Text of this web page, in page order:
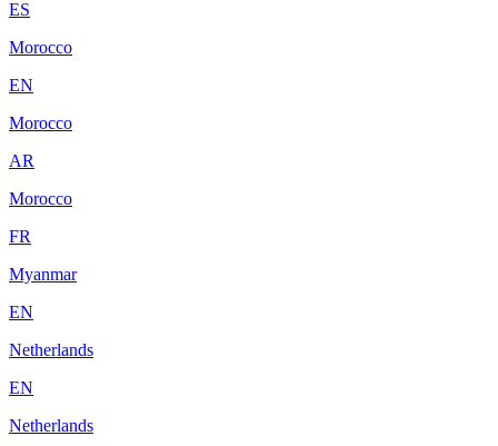
ES
Morocco
EN
Morocco
AR
Morocco
FR
Myanmar
EN
Netherlands
EN
Netherlands